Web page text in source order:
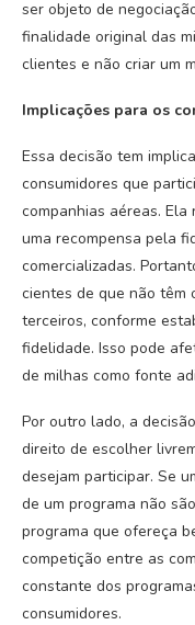
ser objeto de
finalidade original das
clientes e não criar um
Implicações para os
Essa decisão tem
consumidores que
companhias aéreas.
uma recompensa pela
comercializadas.
cientes de que não têm
terceiros, conforme
fidelidade. Isso pode
de milhas como fonte
Por outro lado, a
direito de escolher
desejam participar. Se
de um programa não
programa que ofereça
competição entre as
constante dos
consumidores.